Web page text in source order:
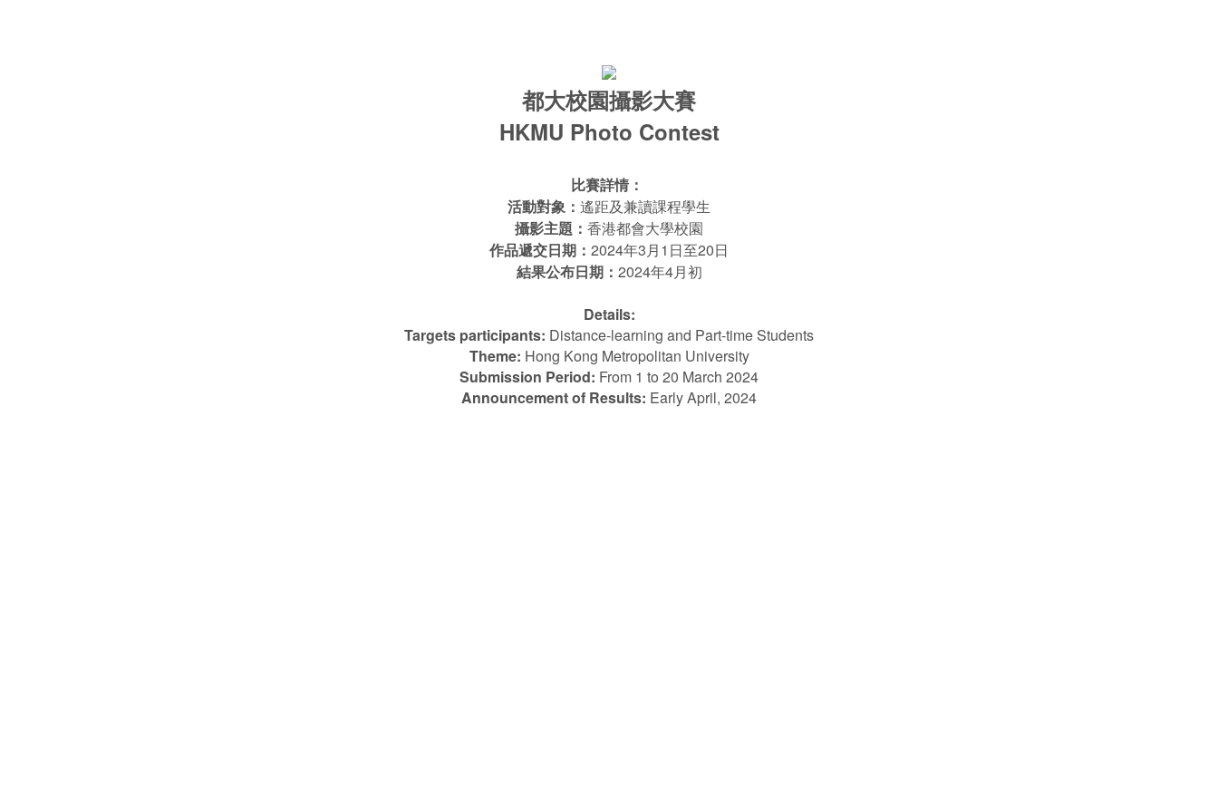
都大校園攝影大賽
HKMU Photo Contest
比賽詳情：
活動對象： 遙距及兼讀課程學生
攝影主題： 香港都會大學校園
作品遞交日期： 2024年3月1日至20日
結果公布日期： 2024年4月初
Details:
Targets participants: Distance-learning and Part-time Students
Theme: Hong Kong Metropolitan University
Submission Period: From 1 to 20 March 2024
Announcement of Results: Early April, 2024